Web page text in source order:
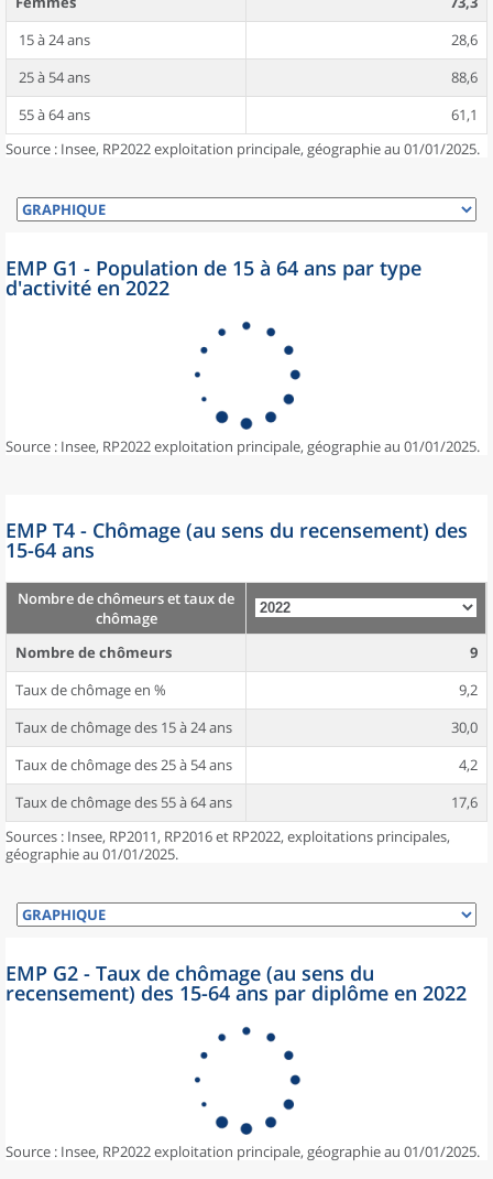
15 à 24 ans
28,6
25 à 54 ans
88,6
55 à 64 ans
61,1
Source : Insee, RP2022 exploitation principale, géographie au 01/01/2025.
EMP G1 - Population de 15 à 64 ans par type
d'activité en 2022
Source : Insee, RP2022 exploitation principale, géographie au 01/01/2025.
EMP T4 - Chômage (au sens du recensement) des
15-64 ans
Nombre de chômeurs et taux de
chômage
Nombre de chômeurs
9
Taux de chômage en %
9,2
Taux de chômage des 15 à 24 ans
30,0
Taux de chômage des 25 à 54 ans
4,2
Taux de chômage des 55 à 64 ans
17,6
Sources : Insee, RP2011, RP2016 et RP2022, exploitations principales,
géographie au 01/01/2025.
EMP G2 - Taux de chômage (au sens du
recensement) des 15-64 ans par diplôme en 2022
Source : Insee, RP2022 exploitation principale, géographie au 01/01/2025.